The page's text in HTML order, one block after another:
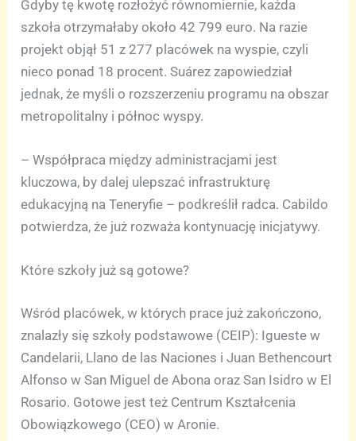
Gdyby tę kwotę rozłożyć równomiernie, każda
szkoła otrzymałaby około 42 799 euro. Na razie
projekt objął 51 z 277 placówek na wyspie, czyli
nieco ponad 18 procent. Suárez zapowiedział
jednak, że myśli o rozszerzeniu programu na obszar
metropolitalny i północ wyspy.
– Współpraca między administracjami jest
kluczowa, by dalej ulepszać infrastrukturę
edukacyjną na Teneryfie – podkreślił radca. Cabildo
potwierdza, że już rozważa kontynuację inicjatywy.
Które szkoły już są gotowe?
Wśród placówek, w których prace już zakończono,
znalazły się szkoły podstawowe (CEIP): Igueste w
Candelarii, Llano de las Naciones i Juan Bethencourt
Alfonso w San Miguel de Abona oraz San Isidro w El
Rosario. Gotowe jest też Centrum Kształcenia
Obowiązkowego (CEO) w Aronie.